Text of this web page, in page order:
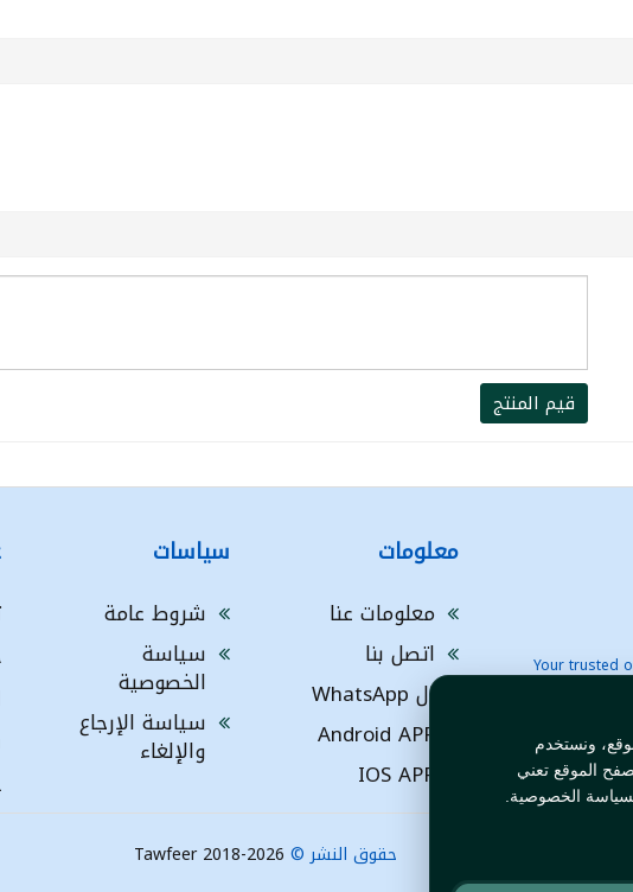
ونستخدم
الموقع تعني
الخصوصية.
قيم المنتج
Your trusted
معلومات
معلومات عنا
اتصل بنا
ال WhatsApp
Android APP
IOS APP
سياسات
شروط عامة
سياسة
الخصوصية
سياسة الإرجاع
والإلغاء
حقوق النشر © Tawfeer 2018-2026